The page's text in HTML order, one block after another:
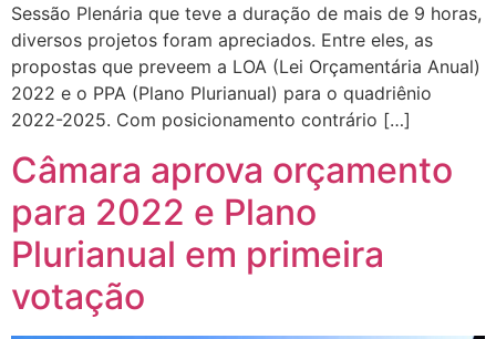
Sessão Plenária que teve a duração de mais de 9 horas,
diversos projetos foram apreciados. Entre eles, as
propostas que preveem a LOA (Lei Orçamentária Anual)
2022 e o PPA (Plano Plurianual) para o quadriênio
2022-2025. Com posicionamento contrário […]
Câmara aprova orçamento
para 2022 e Plano
Plurianual em primeira
votação